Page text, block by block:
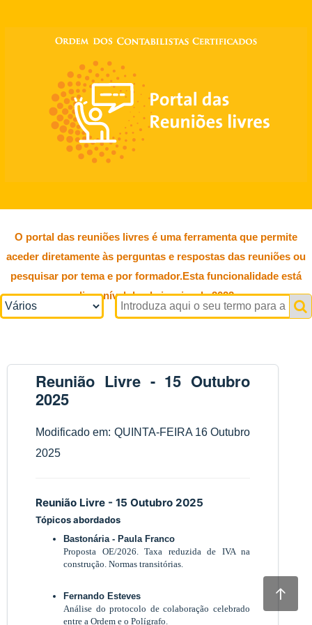
O portal das reuniões livres é uma ferramenta que permite
aceder diretamente às perguntas e respostas das reuniões ou
pesquisar por tema e por formador.Esta funcionalidade está
disponível desde janeiro de 2022.
Reunião Livre - 15 Outubro
2025
Modificado em: QUINTA-FEIRA 16 Outubro
2025
Reunião Livre - 15 Outubro 2025
Tópicos abordados
Bastonária - Paula Franco
Proposta OE/2026. Taxa reduzida de IVA na
construção. Normas transitórias.
Fernando Esteves
Análise do protocolo de colaboração celebrado
entre a Ordem e o Polígrafo.